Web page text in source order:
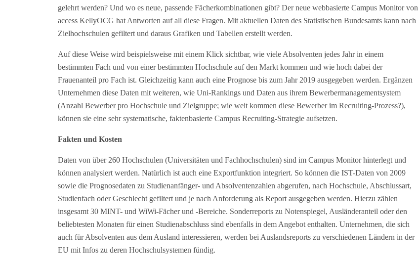
gelehrt werden? Und wo es neue, passende Fächerkombinationen gibt? Der neue webbasierte Campus Monitor von
access KellyOCG hat Antworten auf all diese Fragen. Mit aktuellen Daten des Statistischen Bundesamts kann nach
Zielhochschulen gefiltert und daraus Grafiken und Tabellen erstellt werden.
Auf diese Weise wird beispielsweise mit einem Klick sichtbar, wie viele Absolventen jedes Jahr in einem
bestimmten Fach und von einer bestimmten Hochschule auf den Markt kommen und wie hoch dabei der
Frauenanteil pro Fach ist. Gleichzeitig kann auch eine Prognose bis zum Jahr 2019 ausgegeben werden. Ergänzen
Unternehmen diese Daten mit weiteren, wie Uni-Rankings und Daten aus ihrem Bewerbermanagementsystem
(Anzahl Bewerber pro Hochschule und Zielgruppe; wie weit kommen diese Bewerber im Recruiting-Prozess?),
können sie eine sehr systematische, faktenbasierte Campus Recruiting-Strategie aufsetzen.
Fakten und Kosten
Daten von über 260 Hochschulen (Universitäten und Fachhochschulen) sind im Campus Monitor hinterlegt und
können analysiert werden. Natürlich ist auch eine Exportfunktion integriert. So können die IST-Daten von 2009
sowie die Prognosedaten zu Studienanfänger- und Absolventenzahlen abgerufen, nach Hochschule, Abschlussart,
Studienfach oder Geschlecht gefiltert und je nach Anforderung als Report ausgegeben werden. Hierzu zählen
insgesamt 30 MINT- und WiWi-Fächer und -Bereiche. Sonderreports zu Notenspiegel, Ausländeranteil oder den
beliebtesten Monaten für einen Studienabschluss sind ebenfalls in dem Angebot enthalten. Unternehmen, die sich
auch für Absolventen aus dem Ausland interessieren, werden bei Auslandsreports zu verschiedenen Ländern in der
EU mit Infos zu deren Hochschulsystemen fündig.